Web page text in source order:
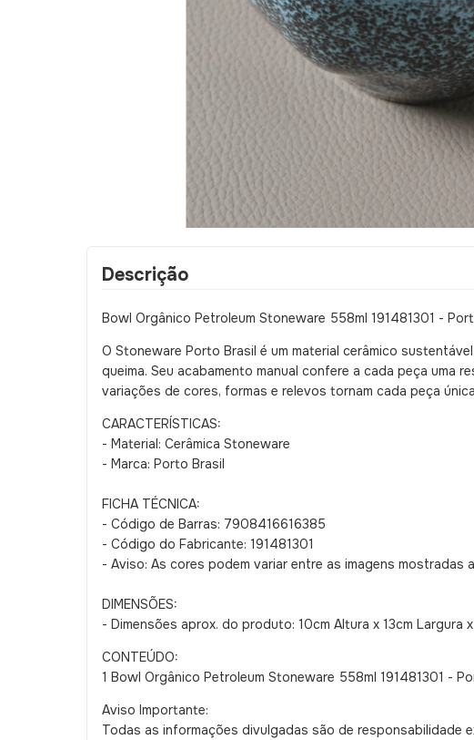
Descrição
Bowl Orgânico Petroleum Stoneware 558ml 191481301 -
O Stoneware Porto Brasil é um material cerâmico
queima. Seu acabamento manual confere a cada peça uma
variações de cores, formas e relevos tornam cada peça
CARACTERÍSTICAS:
- Material: Cerâmica Stoneware
- Marca: Porto Brasil
FICHA TÉCNICA:
- Código de Barras: 7908416616385
- Código do Fabricante: 191481301
- Aviso: As cores podem variar entre as imagens mostradas
DIMENSÕES:
- Dimensões aprox. do produto: 10cm Altura x 13cm Largura
CONTEÚDO:
1 Bowl Orgânico Petroleum Stoneware 558ml 191481301 -
Aviso Importante:
Todas as informações divulgadas são de